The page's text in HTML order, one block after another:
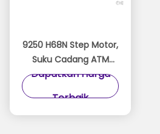
9250 H68N Step Motor,
Suku Cadang ATM
STP-59D3092, Garansi
Dapatkan Harga
Terbaik